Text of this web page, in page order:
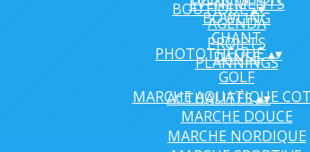
BOWLING
CHANT
DANSE
GOLF
MARCHE AQUATIQUE
MARCHE DOUCE
MARCHE NORDIQUE
AGENDA
PROJETS
PLANNINGS
BOUTIQUE▴▾
PHOTOTHÈQUE▴▾
ACTUALITÉS▴▾